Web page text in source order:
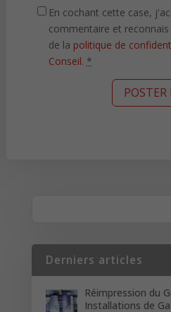
En cochant cette case,
commentaire et
de la politique de
Conseil. *
Derniers articles
Réimpression du
Installations de